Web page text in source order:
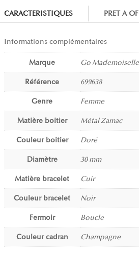
CARACTERISTIQUES PRET A
Informations complémentaires
Marque Go Mademoiselle
Référence 699638
Genre Femme
Matière boitier Métal Zamac
Couleur boitier Doré
Diamètre 30 mm
Matière bracelet Cuir
Couleur bracelet Noir
Fermoir Boucle
Couleur cadran Champagne